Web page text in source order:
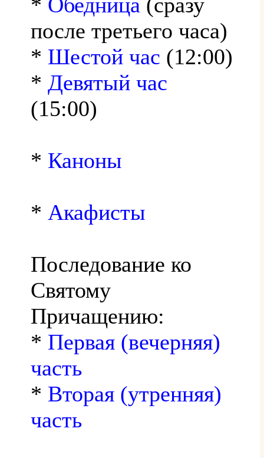
после третьего часа)
* Шестой час (12:00)
* Девятый час
(15:00)
* Каноны
* Акафисты
Последование ко
Святому
Причащению:
* Первая (вечерняя)
часть
* Вторая (утренняя)
часть